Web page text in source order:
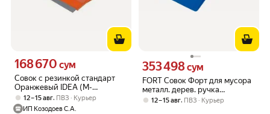
Совок с резинкой стандарт
Оранжевый IDEA (М-
Пластика) М5191
Цена 168670 сум вместо
168 670 сум
12 – 15 авг, ПВЗ
Курьер
ИП Козодоев С.А.
FORT Совок Форт для мусора
металл. дерев. ручка
00501140410
Цена 353498 сум вместо
353 498сум
12 – 15 авг, ПВЗ Курьер